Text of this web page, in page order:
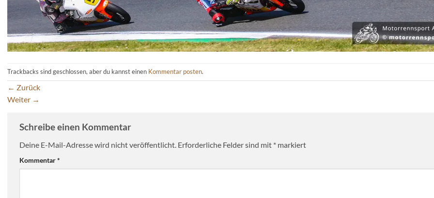
Trackbacks sind geschlossen, aber du kannst einen Kommentar posten.
← Zurück
Weiter →
Schreibe einen Kommentar
Deine E-Mail-Adresse wird nicht veröffentlicht. Erforderliche Felder sind mit * markiert
Kommentar*